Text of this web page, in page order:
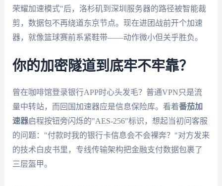
荣耀加速模式"后，洛杉矶到深圳服务器的路径被智能裁
剪，数据包不再绕道东京节点。现在进团战前开个加速
器，就像篮球赛前系紧鞋带——动作微小但关乎胜负。
你的加密隧道到底牢不牢靠？
曾在咖啡馆登录银行APP时心头发毛？普通VPN只是流
量中转站，而回国加速器应是信息保险库。看着番茄加
速器启程按钮旁闪烁的"AES-256"标识，想起当初问客服
的问题："付款时我的银行卡信息会不会裸奔？"对方发来
的技术白皮书里，专线传输架构把金融支付数据包裹了
三层盔甲。